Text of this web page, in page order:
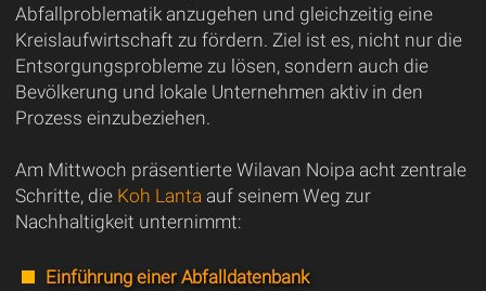
Abfallproblematik anzugehen und gleichzeitig eine
Kreislaufwirtschaft zu fördern. Ziel ist es, nicht nur die
Entsorgungsprobleme zu lösen, sondern auch die
Bevölkerung und lokale Unternehmen aktiv in den
Prozess einzubeziehen.
Am Mittwoch präsentierte Wilavan Noipa acht zentrale
Schritte, die Koh Lanta auf seinem Weg zur
Nachhaltigkeit unternimmt:
Einführung einer Abfalldatenbank